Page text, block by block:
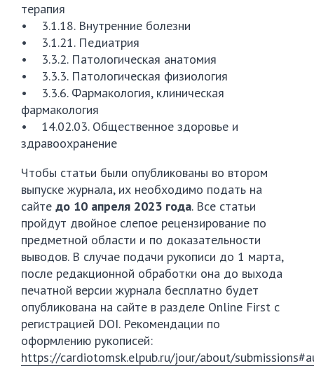
терапия
• 3.1.18. Внутренние болезни
• 3.1.21. Педиатрия
• 3.3.2. Патологическая анатомия
• 3.3.3. Патологическая физиология
• 3.3.6. Фармакология, клиническая
фармакология
• 14.02.03. Общественное здоровье и
здравоохранение
Чтобы статьи были опубликованы во втором
выпуске журнала, их необходимо подать на
сайте до 10 апреля 2023 года. Все статьи
пройдут двойное слепое рецензирование по
предметной области и по доказательности
выводов. В случае подачи рукописи до 1 марта,
после редакционной обработки она до выхода
печатной версии журнала бесплатно будет
опубликована на сайте в разделе Online First с
регистрацией DOI. Рекомендации по
оформлению рукописей:
https://cardiotomsk.elpub.ru/jour/about/